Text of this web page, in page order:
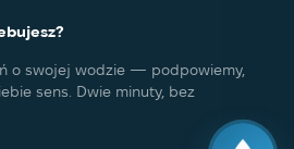
o swojej wodzie — podpowiemy,
sens. Dwie minuty, bez